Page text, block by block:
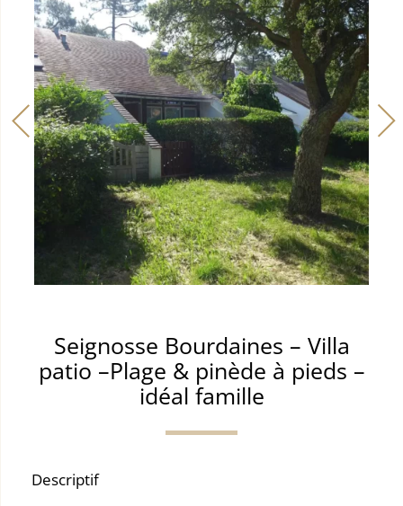
Seignosse Bourdaines – Villa
patio –Plage & pinède à pieds –
idéal famille
Descriptif